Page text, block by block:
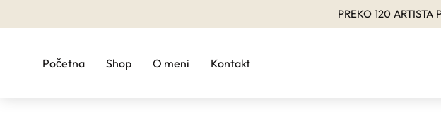
PREKO 120 ARTISTA
Početna Shop O meni Kontakt